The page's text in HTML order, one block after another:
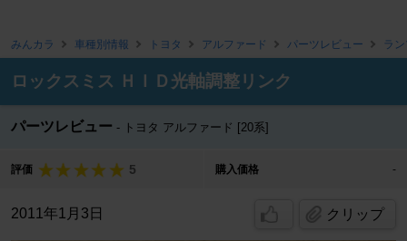
みんカラ 車種別情報 トヨタ アルファード パーツレビュー ラ
ロックスミス ＨＩＤ光軸調整リンク
パーツレビュー トヨタ アルファード [20系]
評価 5 購入価格 -
2011年1月3日 クリップ